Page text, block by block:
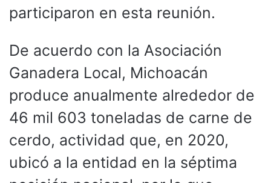
participaron en esta reunión.
De acuerdo con la Asociación
Ganadera Local, Michoacán
produce anualmente alrededor de
46 mil 603 toneladas de carne de
cerdo, actividad que, en 2020,
ubicó a la entidad en la séptima